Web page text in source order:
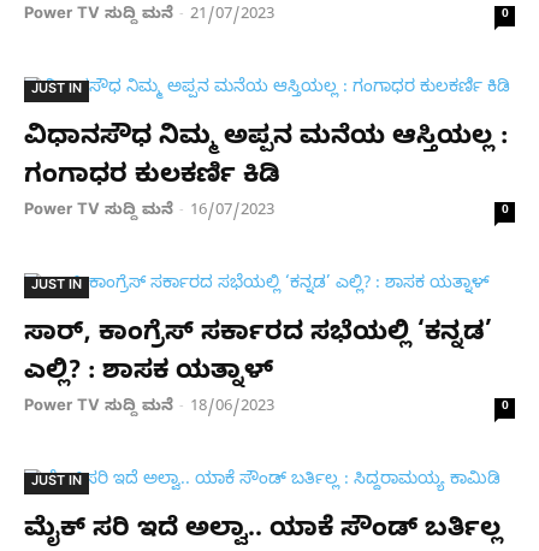
Power TV ಸುದ್ದಿ ಮನೆ - 21/07/2023 0
JUST IN
ವಿಧಾನಸೌಧ ನಿಮ್ಮ ಅಪ್ಪನ ಮನೆಯ ಆಸ್ತಿಯಲ್ಲ :
ಗಂಗಾಧರ ಕುಲಕರ್ಣಿ ಕಿಡಿ
Power TV ಸುದ್ದಿ ಮನೆ - 16/07/2023 0
JUST IN
ಸಾರ್, ಕಾಂಗ್ರೆಸ್ ಸರ್ಕಾರದ ಸಭೆಯಲ್ಲಿ ‘ಕನ್ನಡ’
ಎಲ್ಲಿ? : ಶಾಸಕ ಯತ್ನಾಳ್
Power TV ಸುದ್ದಿ ಮನೆ - 18/06/2023 0
JUST IN
ಮೈಕ್ ಸರಿ ಇದೆ ಅಲ್ವಾ.. ಯಾಕೆ ಸೌಂಡ್ ಬರ್ತಿಲ್ಲ